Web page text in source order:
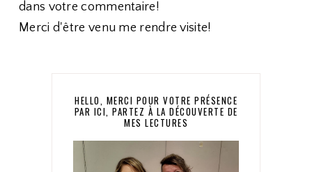
dans votre commentaire!
Merci d'être venu me rendre visite!
HELLO, MERCI POUR VOTRE PRÉSENCE
PAR ICI, PARTEZ À LA DÉCOUVERTE DE
MES LECTURES